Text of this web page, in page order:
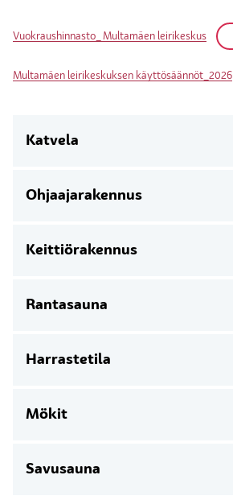
Vuokraushinnasto_ Multamäen leirikeskus
Multamäen leirikeskuksen käyttösäännöt_2026
Katvela
Ohjaajarakennus
Keittiörakennus
Rantasauna
Harrastetila
Mökit
Savusauna